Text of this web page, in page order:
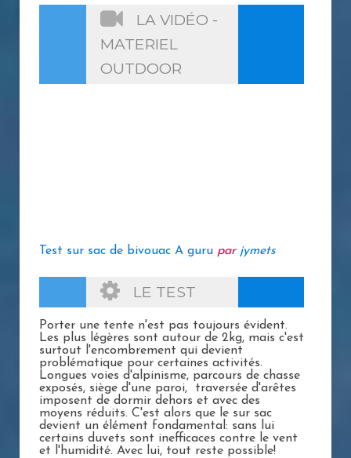
LA VIDÉO -
MATERIEL
OUTDOOR
Test sur sac de bivouac A guru par jymets
LE TEST
Porter une tente n'est pas toujours évident.
Les plus légères sont autour de 2kg, mais c'est
surtout l'encombrement qui devient
problématique pour certaines activités.
Longues voies d'alpinisme, parcours de chasse
exposés, siège d'une paroi, traversée d'arêtes
imposent de dormir dehors et avec des
moyens réduits. C'est alors que le sur sac
devient un élément fondamental: sans lui
certains duvets sont inefficaces contre le vent
et l'humidité. Avec lui, tout reste possible!